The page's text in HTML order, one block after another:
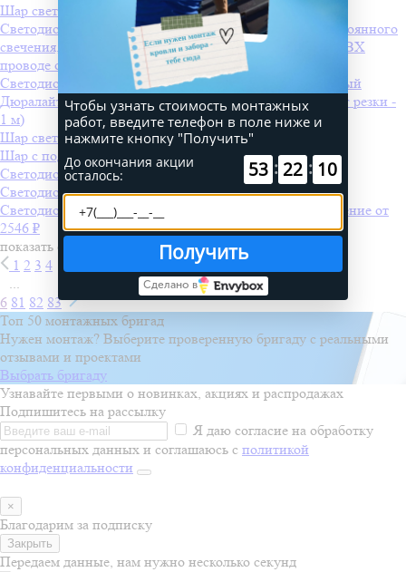
Шар светодиодный, диаметр 50 см
Светодиодная бахрома INFINILITE 3 x 0.7 м, IP44, постоянного
свечения, цвет LED белый холодный, на прозрачном ПВХ
проводе от 1001 ₽
Светодиодный дождь 2,0х1,5 м фиксинг, холодный белый
Дюралайт-фиксинг 2 жилы, красный-синий-белый (шаг резки -
1 м)
Шар светодиодный, диаметр 50 см
Шар с подсветкой
Светодиодная консоль LED-MPC-040-R
Светодиодная консоль LED-MPC-070-BYP
Светодиодная бахрома 3 x 0.6 м, IP65, постоянное свечение от
2546 ₽
показать ещё
1 2 3 4
...
6 81 82 83
Топ 50 монтажных бригад
Нужен монтаж? Выберите проверенную бригаду с реальными
отзывами и проектами
Выбрать бригаду
Узнавайте первыми о новинках, акциях и распродажах
Подпишитесь на рассылку
Я даю согласие на обработку
персональных данных и соглашаюсь с политикой
конфиденциальности
×
Благодарим за подписку
Закрыть
Передаем данные, нам нужно несколько секунд
Чтобы узнать стоимость монтажных
работ, введите телефон в поле ниже и
нажмите кнопку "Получить"
До окончания акции
осталось: 53 : 22 : 10
Получить
Сделано в